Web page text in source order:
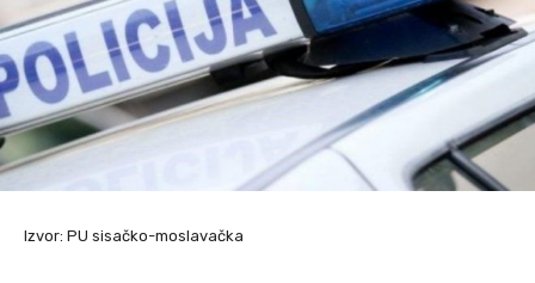
Izvor: PU sisačko-moslavačka